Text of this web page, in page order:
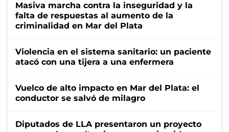
Masiva marcha contra la inseguridad y la
falta de respuestas al aumento de la
criminalidad en Mar del Plata
Violencia en el sistema sanitario: un paciente
atacó con una tijera a una enfermera
Vuelco de alto impacto en Mar del Plata: el
conductor se salvó de milagro
Diputados de LLA presentaron un proyecto